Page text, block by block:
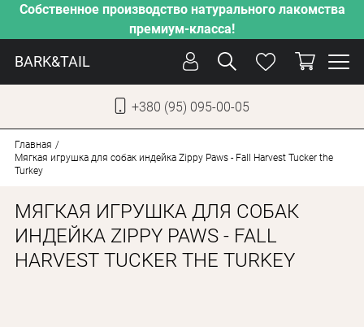
Собственное производство натурального лакомства
премиум-класса!
BARK&TAIL
+380 (95) 095-00-05
КОТЫ
ОТ ЖАРЫ
НАШЕ ПРОИЗВОДСТВО
Главная
Мягкая игрушка для собак индейка Zippy Paws - Fall Harvest Tucker the
Turkey
МЯГКАЯ ИГРУШКА ДЛЯ СОБАК
ИНДЕЙКА ZIPPY PAWS - FALL
HARVEST TUCKER THE TURKEY